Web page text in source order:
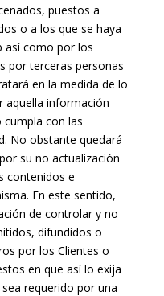
puestos a
o a los que se haya
así como por los
por terceras personas
en la medida de lo
aquella información
cumpla con las
No obstante quedará
su no actualización
contenidos e
En este sentido,
de controlar y no
difundidos o
por los Clientes o
en que así lo exija
requerido por una